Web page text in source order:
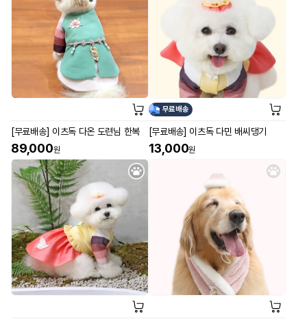
[무료배송] 이츠독 다온 도련님 한복
89,000원
무료배송
[무료배송] 이츠독 다민 배씨댕기
13,000원